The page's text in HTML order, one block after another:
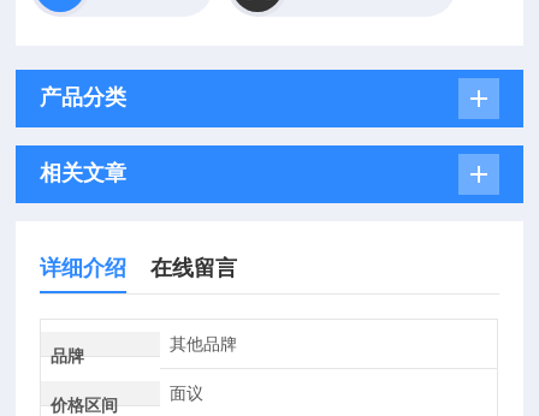
产品分类
相关文章
详细介绍 在线留言
品牌
其他品牌
价格区间
面议